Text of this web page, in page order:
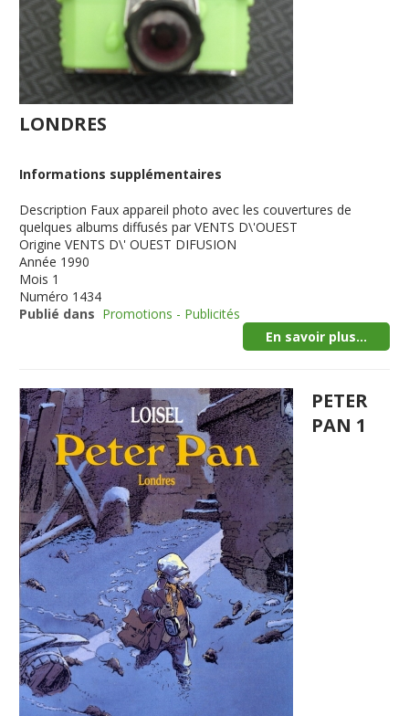
LONDRES
Informations supplémentaires
Description Faux appareil photo avec les couvertures de
quelques albums diffusés par VENTS D\'OUEST
Origine VENTS D\' OUEST DIFUSION
Année 1990
Mois 1
Numéro 1434
Publié dans Promotions - Publicités
En savoir plus...
PETER
PAN 1